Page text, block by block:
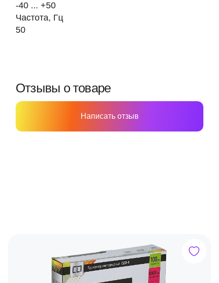
-40 ... +50
Частота, Гц
50
Отзывы о товаре
Написать отзыв